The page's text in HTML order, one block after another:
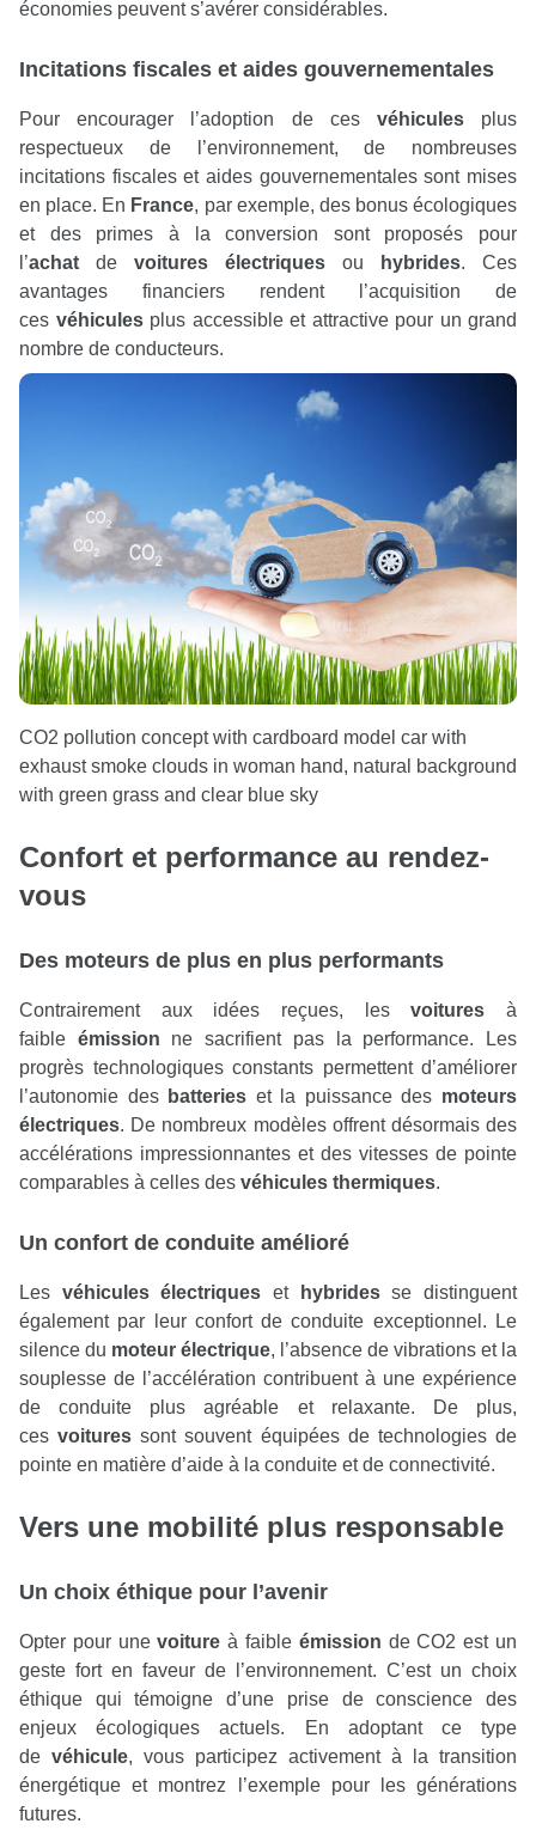
économies peuvent s’avérer considérables.
Incitations fiscales et aides gouvernementales
Pour encourager l’adoption de ces véhiculesplus
respectueux de l’environnement, de nombreuses
incitations fiscales et aides gouvernementales sont mises
en place. En France, par exemple, des bonus écologiques
et des primes à la conversion sont proposés pour
l’achat de voitures électriques ou hybrides. Ces
avantages financiers rendent l’acquisition de
ces véhiculesplus accessible et attractive pour un grand
nombre de conducteurs.
CO2 pollution concept with cardboard model car with
exhaust smoke clouds in woman hand, natural background
with green grass and clear blue sky
Confort et performance au rendez-
vous
Des moteurs de plus en plus performants
Contrairement aux idées reçues, lesvoitures à
faible émission ne sacrifient pas la performance. Les
progrès technologiques constants permettent d’améliorer
l’autonomie des batteries et la puissance des moteurs
électriques. De nombreux modèles offrent désormais des
accélérations impressionnantes et des vitesses de pointe
comparables à celles des véhicules thermiques.
Un confort de conduite amélioré
Les véhicules électriques et hybridesse distinguent
également par leur confort de conduite exceptionnel. Le
silence du moteur électrique, l’absence de vibrations et la
souplesse de l’accélération contribuent à une expérience
de conduite plus agréable et relaxante. De plus,
cesvoitures sont souvent équipées de technologies de
pointe en matière d’aide à la conduite et de connectivité.
Vers une mobilité plus responsable
Un choix éthique pour l’avenir
Opter pour unevoiture à faible émission de CO2 est un
geste fort en faveur de l’environnement. C’est un choix
éthique qui témoigne d’une prise de conscience des
enjeux écologiques actuels. En adoptant ce type
de véhicule, vous participez activement à la transition
énergétique et montrez l’exemple pour les générations
futures.